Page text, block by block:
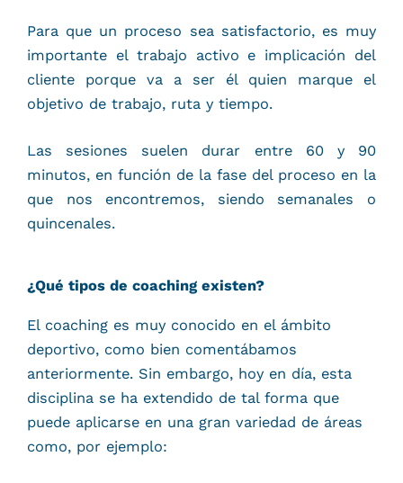
Para que un proceso sea satisfactorio, es muy
importante el trabajo activo e implicación del
cliente porque va a ser él quien marque el
objetivo de trabajo, ruta y tiempo.
Las sesiones suelen durar entre 60 y 90
minutos, en función de la fase del proceso en la
que nos encontremos, siendo semanales o
quincenales.
¿Qué tipos de coaching existen?
El coaching es muy conocido en el ámbito
deportivo, como bien comentábamos
anteriormente. Sin embargo, hoy en día, esta
disciplina se ha extendido de tal forma que
puede aplicarse en una gran variedad de áreas
como, por ejemplo: